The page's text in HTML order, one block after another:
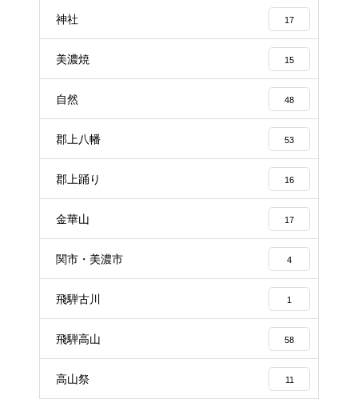
神社 17
美濃焼 15
自然 48
郡上八幡 53
郡上踊り 16
金華山 17
関市・美濃市 4
飛騨古川 1
飛騨高山 58
高山祭 11